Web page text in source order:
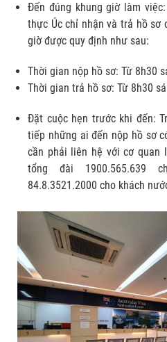
Đến đúng khung giờ làm
thực Úc chỉ nhận và trả hồ sơ
giờ được quy định như sau:
Thời gian nộp hồ sơ: Từ 8h30
Thời gian trả hồ sơ: Từ 8h30
Đặt cuộc hẹn trước khi đến:
tiếp những ai đến nộp hồ sơ
cần phải liên hệ với cơ quan
tổng đài 1900.565.639
84.8.3521.2000 cho khách